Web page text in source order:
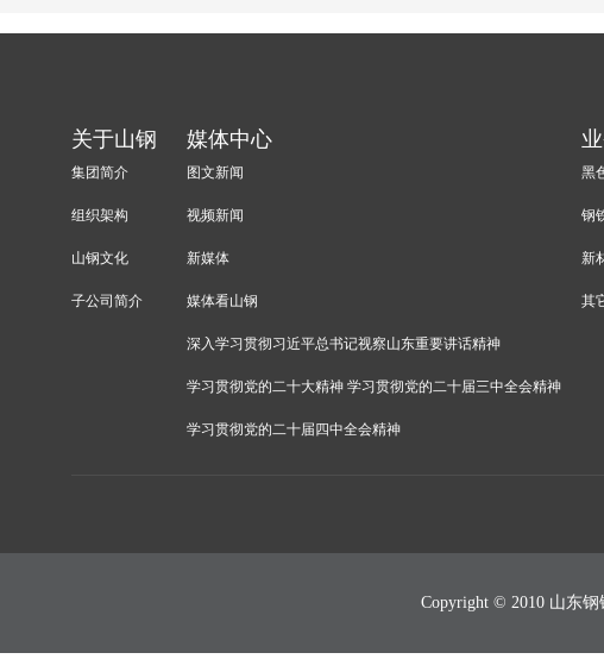
关于山钢
集团简介
组织架构
山钢文化
子公司简介
媒体中心
图文新闻
视频新闻
新媒体
媒体看山钢
深入学习贯彻习近平总书记视察山东重要讲话精神
学习贯彻党的二十大精神 学习贯彻党的二十届三中全会精神
学习贯彻党的二十届四中全会精神
黑
钢
新
其
Copyright © 2010 山东钢